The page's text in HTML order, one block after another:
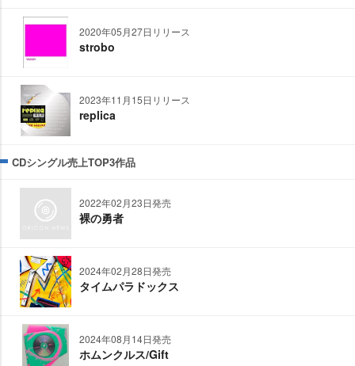
2020年05月27日リリース
strobo
2023年11月15日リリース
replica
CDシングル売上TOP3作品
2022年02月23日発売
裸の勇者
2024年02月28日発売
タイムパラドックス
2024年08月14日発売
ホムンクルス/Gift